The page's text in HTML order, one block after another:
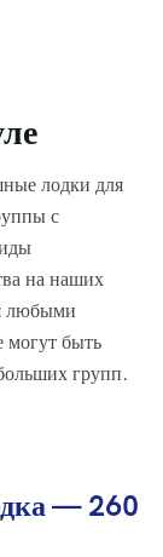
лодки для
с
на наших
любыми
могут быть
групп.
— 260